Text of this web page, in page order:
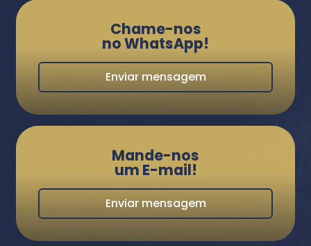
Chame-nos
no WhatsApp!
Enviar mensagem
Mande-nos
um E-mail!
Enviar mensagem